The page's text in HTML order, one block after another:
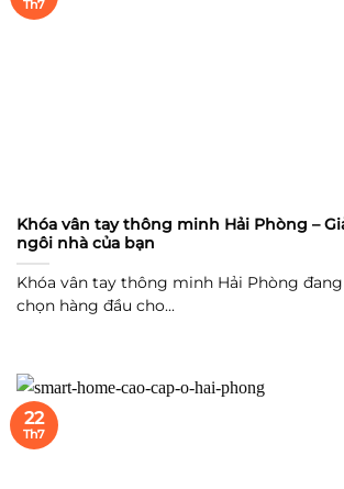
Khóa vân tay thông minh Hải Phòng –
ngôi nhà của bạn
Khóa vân tay thông minh Hải Phòng
chọn hàng đầu cho...
Th7
22
Th7